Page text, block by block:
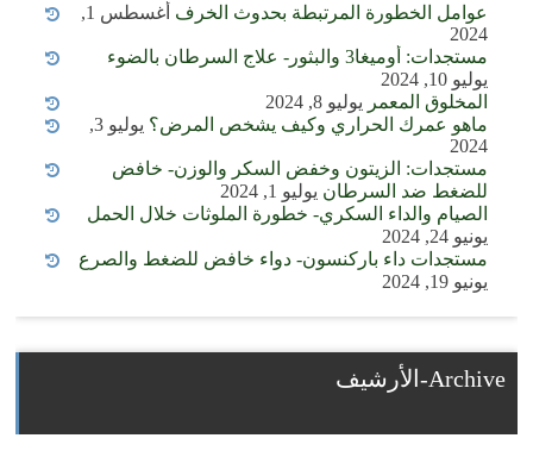
عوامل الخطورة المرتبطة بحدوث الخرف
أغسطس 1,
2024
مستجدات: أوميغا3 والبثور- علاج السرطان بالضوء
يوليو 10, 2024
المخلوق المعمر يوليو 8, 2024
ماهو عمرك الحراري وكيف يشخص المرض؟
يوليو 3,
2024
مستجدات: الزيتون وخفض السكر والوزن- خافض
للضغط ضد السرطان يوليو 1, 2024
الصيام والداء السكري- خطورة الملوثات خلال الحمل
يونيو 24, 2024
مستجدات داء باركنسون- دواء خافض للضغط والصرع
يونيو 19, 2024
Archive-الأرشيف